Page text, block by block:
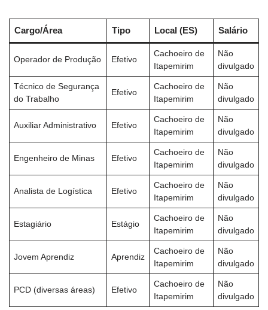
Cargo/Área Tipo Local (ES) Salário
Operador de Produção Efetivo
Cachoeiro de
Itapemirim
Não
divulgado
Técnico de Segurança
do Trabalho
Efetivo
Cachoeiro de
Itapemirim
Não
divulgado
Auxiliar Administrativo Efetivo
Cachoeiro de
Itapemirim
Não
divulgado
Engenheiro de Minas Efetivo
Cachoeiro de
Itapemirim
Não
divulgado
Analista de Logística Efetivo
Cachoeiro de
Itapemirim
Não
divulgado
Estagiário Estágio
Cachoeiro de
Itapemirim
Não
divulgado
Jovem Aprendiz Aprendiz
Cachoeiro de
Itapemirim
Não
divulgado
PCD (diversas áreas) Efetivo
Cachoeiro de
Itapemirim
Não
divulgado